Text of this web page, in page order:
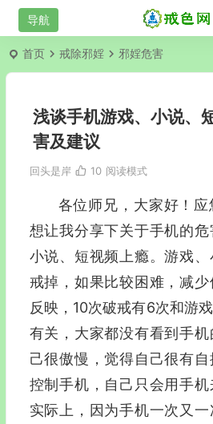
首页 戒除邪婬 邪婬危害
浅谈手机游戏、小说、
害及建议
回头是岸 10 阅读模式
各位师兄，大家好！应
想让我分享下关于手机的危
小说、短视频上瘾。游戏
戒掉，如果比较困难，减
反映，10次破戒有6次和游
有关，大家都没有看到手
己很傲慢，觉得自己很有
控制手机，自己只会用手
实际上，因为手机一次又